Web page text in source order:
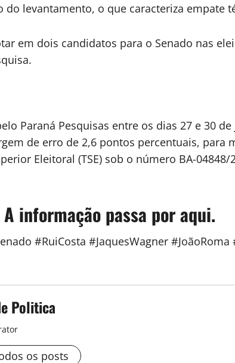
levantamento, o que caracteriza empate
em dois candidatos para o Senado nas
Paraná Pesquisas entre os dias 27 e 30
de erro de 2,6 pontos percentuais, para
Eleitoral (TSE) sob o número BA-
informação passa por aqui.
#RuiCosta #JaquesWagner
Politica
os posts